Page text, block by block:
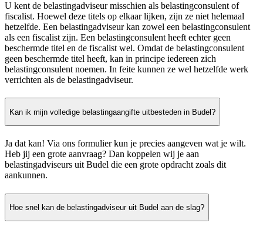
U kent de belastingadviseur misschien als belastingconsulent of
fiscalist. Hoewel deze titels op elkaar lijken, zijn ze niet helemaal
hetzelfde. Een belastingadviseur kan zowel een belastingconsulent
als een fiscalist zijn. Een belastingconsulent heeft echter geen
beschermde titel en de fiscalist wel. Omdat de belastingconsulent
geen beschermde titel heeft, kan in principe iedereen zich
belastingconsulent noemen. In feite kunnen ze wel hetzelfde werk
verrichten als de belastingadviseur.
Kan ik mijn volledige belastingaangifte uitbesteden in Budel?
Ja dat kan! Via ons formulier kun je precies aangeven wat je wilt.
Heb jij een grote aanvraag? Dan koppelen wij je aan
belastingadviseurs uit Budel die een grote opdracht zoals dit
aankunnen.
Hoe snel kan de belastingadviseur uit Budel aan de slag?